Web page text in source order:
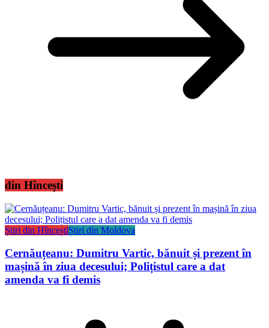
din Hîncești
Știri din HînceștiȘtiri din Moldova
Cernăuțeanu: Dumitru Vartic, bănuit și prezent în
mașină în ziua decesului; Polițistul care a dat
amenda va fi demis